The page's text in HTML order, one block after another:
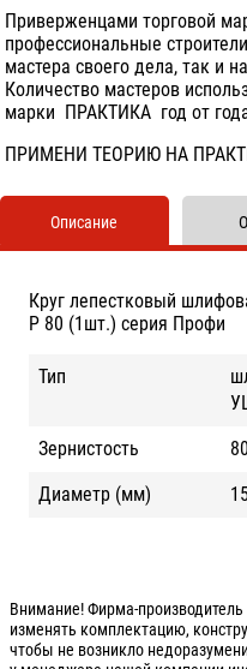
Приверженцами торговой
профессиональные
мастера своего дела, так и
Количество мастеров
марки ПРАКТИКА год от
ПРИМЕНИ ТЕОРИЮ НА
Описание
Круг лепестковый
Р 80 (1шт.) серия Профи
Тип
Зернистость
Диаметр (мм)
Внимание! Фирма-
изменять комплектацию,
чтобы не возникло